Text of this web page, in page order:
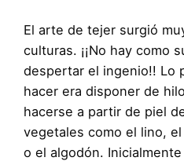
El arte de tejer surgió
culturas. ¡¡No hay como
despertar el ingenio!! Lo
hacer era disponer de
hacerse a partir de piel
vegetales como el lino,
o el algodón.